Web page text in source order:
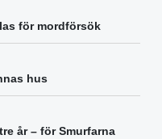
för mordförsök
hus
år – för Smurfarna